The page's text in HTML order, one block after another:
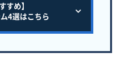
すめ】
4選はこちら